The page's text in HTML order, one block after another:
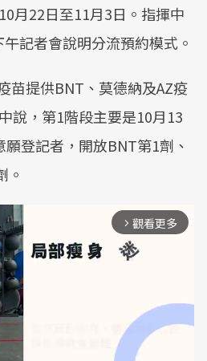
月22日至11月3日。指揮中
記者會說明分流預約模式。
苗提供BNT、莫德納及AZ疫
說，第1階段主要是10月13
登記者，開放BNT第1劑、
。
arrow_forward_ios 觀看更多